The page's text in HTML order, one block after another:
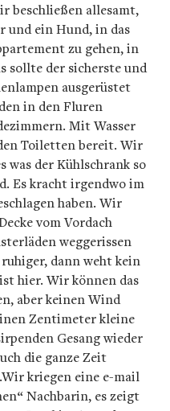
beschließen allesamt,
und ein Hund, in das
zu gehen, in
sollte der sicherste und
ausgerüstet
in den Fluren
Mit Wasser
Toiletten bereit. Wir
was der Kühlschrank so
Es kracht irgendwo im
haben. Wir
vom Vordach
weggerissen
dann weht kein
hier. Wir können das
aber keinen Wind
Zentimeter kleine
Gesang wieder
die ganze Zeit
kriegen eine e-mail
Nachbarin, es zeigt